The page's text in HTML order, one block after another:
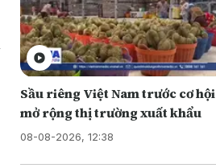
Sầu riêng Việt Nam trước cơ hội
mở rộng thị trường xuất khẩu
08-08-2026, 12:38